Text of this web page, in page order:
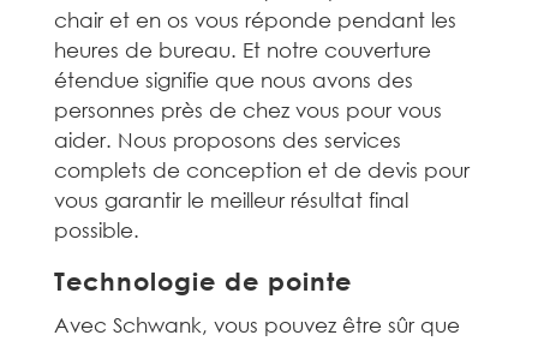
chair et en os vous réponde pendant les
heures de bureau. Et notre couverture
étendue signifie que nous avons des
personnes près de chez vous pour vous
aider. Nous proposons des services
complets de conception et de devis pour
vous garantir le meilleur résultat final
possible.
Technologie de pointe
Avec Schwank, vous pouvez être sûr que